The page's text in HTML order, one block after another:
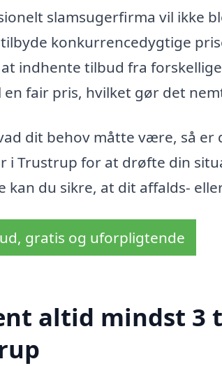
slamsugerfirma vil ikke
konkurrencedygtige
at indhente tilbud fra
en fair pris, hvilket gør det
dit behov måtte være, så
i Trustrup for at drøfte din
kan du sikre, at dit affalds-
gratis og uforpligtende
altid mindst 3